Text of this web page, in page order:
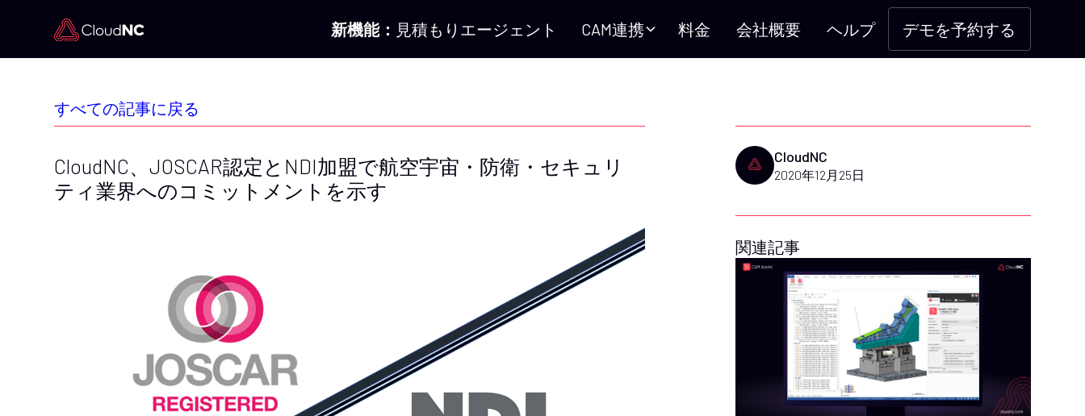
新機能： 見積もりエージェント CAM連携 料金 会社概要 ヘルプ デモを予約する
すべての記事に戻る
CloudNC、JOSCAR認定とNDI加盟で航空宇宙・防衛・セキュリ
ティ業界へのコミットメントを示す
CloudNC
2020年12月25日
関連記事